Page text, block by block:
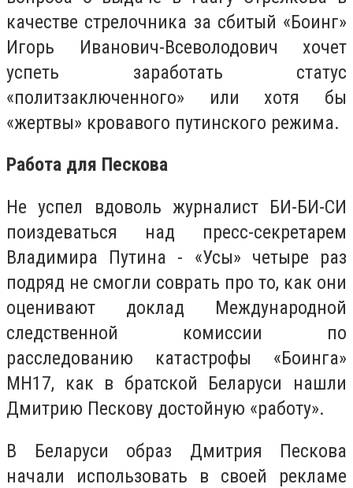
качестве стрелочника за сбитый «Боинг»
Игорь Иванович-Всеволодович хочет
успеть заработать статус
«политзаключенного» или хотя бы
«жертвы» кровавого путинского режима.
Работа для Пескова
Не успел вдоволь журналист БИ-БИ-СИ
поиздеваться над пресс-секретарем
Владимира Путина - «Усы» четыре раз
подряд не смогли соврать про то, как они
оценивают доклад Международной
следственной комиссии по
расследованию катастрофы «Боинга»
МH17, как в братской Беларуси нашли
Дмитрию Пескову достойную «работу».
В Беларуси образ Дмитрия Пескова
начали использовать в своей рекламе